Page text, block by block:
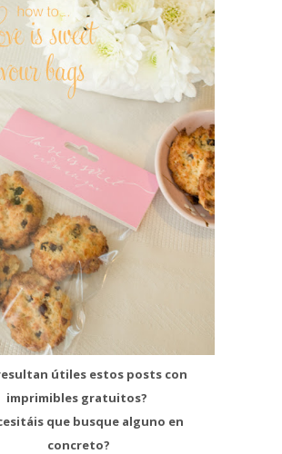
útiles estos posts con
imprimibles gratuitos?
que busque alguno en
concreto?